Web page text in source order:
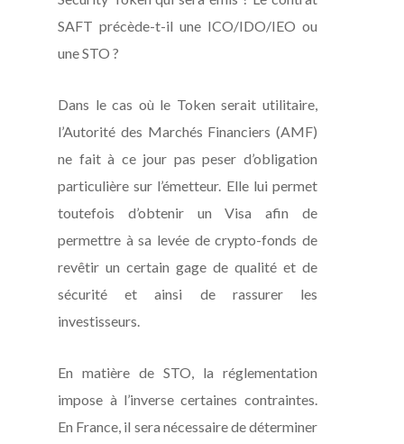
SAFT précède-t-il une ICO/IDO/IEO ou
une STO ?
Dans le cas où le Token serait utilitaire,
l’Autorité des Marchés Financiers (AMF)
ne fait à ce jour pas peser d’obligation
particulière sur l’émetteur. Elle lui permet
toutefois d’obtenir un Visa afin de
permettre à sa levée de crypto-fonds de
revêtir un certain gage de qualité et de
sécurité et ainsi de rassurer les
investisseurs.
En matière de STO, la réglementation
impose à l’inverse certaines contraintes.
En France, il sera nécessaire de déterminer